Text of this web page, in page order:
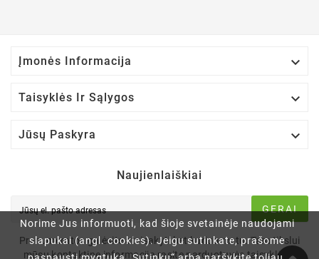
Norime Jus informuoti, kad šioje svetainėje naudojami
slapukai (angl. cookies). Jeigu sutinkate, prašome
Įmonės Informacija 
Taisyklės Ir Sąlygos 
Jūsų Paskyra 
Naujienlaiškiai
GERAI
Prenumeratos galėsite atsisakyti bet kuriuo metu. Tam tikslui
mūsų kontaktinę informaciją rasite parduotuvės taisyklėse.